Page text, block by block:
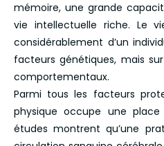
mémoire, une grande
vie intellectuelle riche. Le
considérablement d’un
facteurs génétiques, mais
comportementaux.
Parmi tous les facteurs
physique occupe une
études montrent qu’une